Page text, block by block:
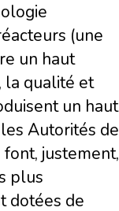
(une
un haut
la qualité et
un haut
Autorités de
justement,
plus
dotées de